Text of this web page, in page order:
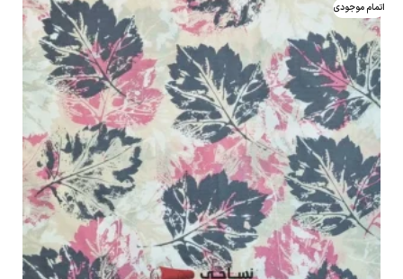
اتمام موجودی